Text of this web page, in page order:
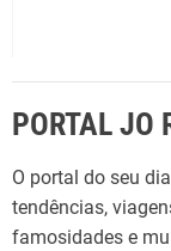
PORTAL JO
O portal do seu
tendências,
famosidades e